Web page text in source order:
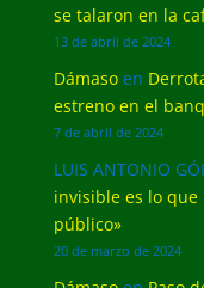
se talaron en la
13 de abril de 2024
Dámasoen
estreno en el
7 de abril de 2024
LUIS ANTONIO
invisible es lo
público»
20 de marzo de 2024